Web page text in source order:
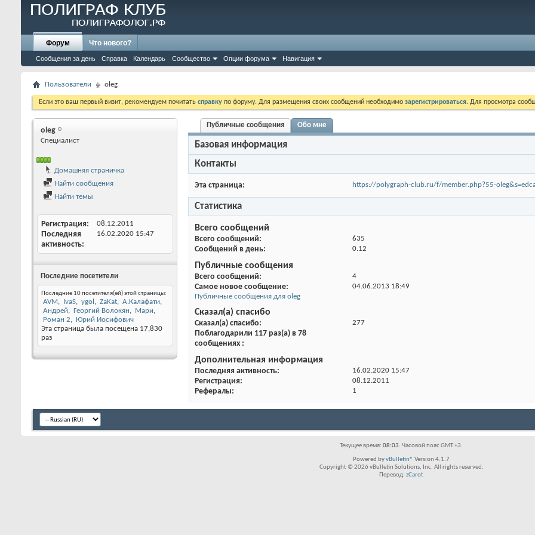
Форум
Сообщения за день Справка Календарь Сообщество Опции форума Навигация
Что нового?
Пользователи oleg
Если это ваш первый визит, рекомендуем почитать справку по форуму. Для размещения своих сообщений необходимо зарегистрироваться. Для просмотра
oleg
Специалист
Домашняя страничка
Найти сообщения
Найти темы
Регистрация 08.12.2011
Последняя
активность
16.02.2020 15:47
Последние посетители
Последние 10 посетителя(ей) этой страницы:
AVM IvaS ygol ZaKat
А.Калафати
Андрей
Георгий Волокян
Мари
Роман 2
Юрий Иосифович
Эта страница была посещена 17,830
раз
Публичные сообщения Обо мне
Базовая информация
Контакты
Эта страница https://polygraph-club.ru/f/member.php?55-
Статистика
Всего сообщений
Всего сообщений 635
Сообщений в день 0.12
Публичные сообщения
Всего сообщений 4
Самое новое сообщение 04.06.2013 18:49
Публичные сообщения для oleg
Сказал(а) спасибо
Сказал(а) спасибо 277
Поблагодарили 117 раз(а) в 78
сообщениях
Дополнительная информация
Последняя активность 16.02.2020 15:47
Регистрация 08.12.2011
Рефералы 1
Текущее время: 08:03. Часовой пояс GMT +3.
Powered byvBulletin® Version 4.1.7
Copyright © 2026 vBulletin Solutions, Inc. All rights reserved.
Перевод: zCarot